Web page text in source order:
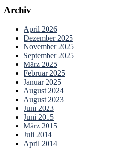
Archiv
April 2026
Dezember 2025
November 2025
September 2025
März 2025
Februar 2025
Januar 2025
August 2024
August 2023
Juni 2023
Juni 2015
März 2015
Juli 2014
April 2014